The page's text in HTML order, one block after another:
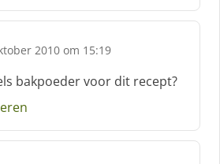
2010 om 15:19
bakpoeder voor dit recept?